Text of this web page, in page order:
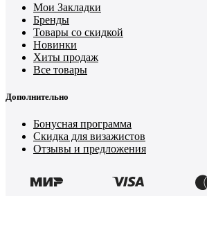
Мои Закладки
Бренды
Товары со скидкой
Новинки
Хиты продаж
Все товары
Дополнительно
Бонусная программа
Скидка для визажистов
Отзывы и предложения